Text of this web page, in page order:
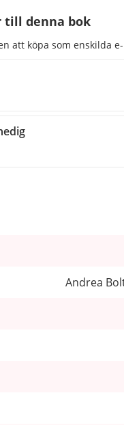
till denna bok
att köpa som enskilda
Andrea